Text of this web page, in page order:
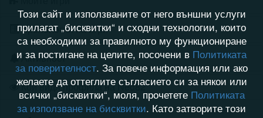
Хронология на игри
Активност
Кой видя профила на Ned82
Този сайт и използваните от него външни услуги
прилагат „бисквитки“ и сходни технологии, които
са необходими за правилното му функциониране
и за постигане на целите, посочени в Политиката
за поверителност. За повече информация или ако
желаете да оттеглите съгласието си за някои или
всички „бисквитки“, моля, прочетете Политиката
за използване на бисквитки. Като затворите този